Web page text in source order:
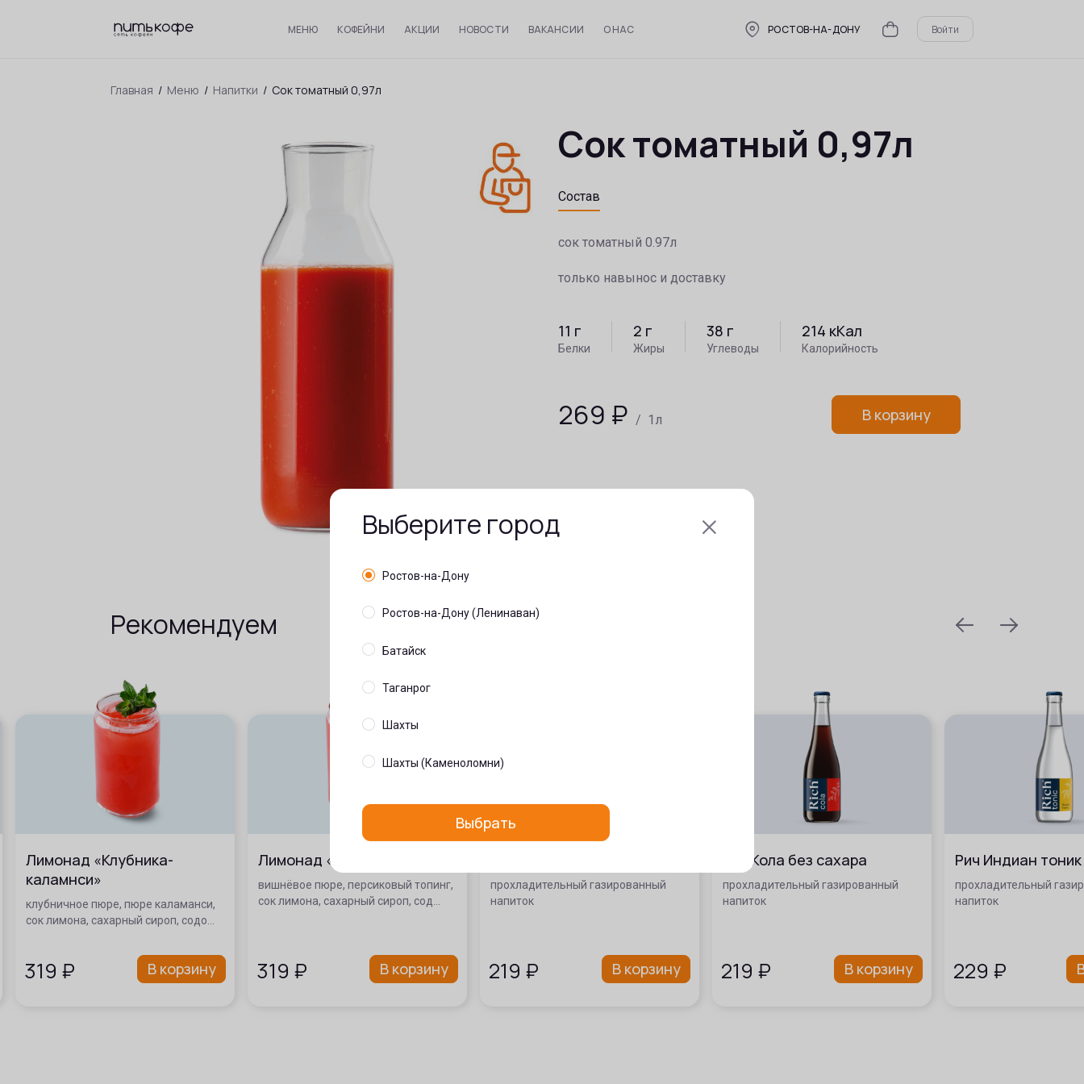
МЕНЮ КОФЕЙНИ АКЦИИ НОВОСТИ ВАКАНСИИ О НАС РОСТОВ-НА-ДОНУ Войти
Главная / Меню / Напитки / Сок томатный 0,97л
Сок томатный 0,97л
Состав
сок томатный 0.97л
только навынос и доставку
11 г
Белки
2 г
Жиры
38 г
Углеводы
214 кКал
Калорийность
269 ₽ / 1л В корзину
Рекомендуем
Лимонад «Клубника-
каламнси»
клубничное пюре, пюре каламанси,
сок лимона, сахарный сироп, содо…
319 ₽ В корзину
Лимонад «Вишня-персик»
вишнёвое пюре, персиковый топинг,
сок лимона, сахарный сироп, сод…
319 ₽ В корзину
прохладительный газированный
напиток
219 ₽ В корзину
Рич Кола без сахара
прохладительный газированный
напиток
219 ₽ В корзину
Рич Индиан тоник
прохладительный
напиток
229 ₽
prev
Выберите город
Ростов-на-Дону
Ростов-на-Дону (Ленинаван)
Батайск
Таганрог
Шахты
Шахты (Каменоломни)
Выбрать